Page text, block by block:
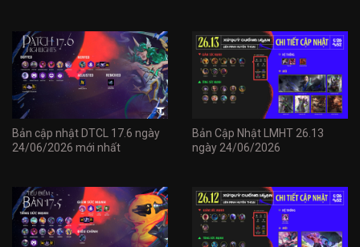
Bản cập nhật DTCL 17.6 ngày
24/06/2026 mới nhất
Bản Cập Nhật LMHT 26.13
ngày 24/06/2026